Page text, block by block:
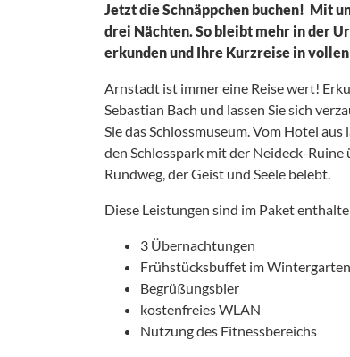
Jetzt die Schnäppchen buchen! Mit
drei Nächten. So bleibt mehr in der
erkunden und Ihre Kurzreise in
Arnstadt ist immer eine Reise wert!
Sebastian Bach und lassen Sie sich
Sie das Schlossmuseum. Vom Hotel
den Schlosspark mit der Neideck-Ruine
Rundweg, der Geist und Seele belebt.
Diese Leistungen sind im Paket
3 Übernachtungen
Frühstücksbuffet im Wintergarten
Begrüßungsbier
kostenfreies WLAN
Nutzung des Fitnessbereichs